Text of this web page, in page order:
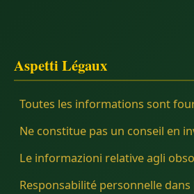
Aspetti Légaux
Toutes les informations sont
Ne constitue pas un conseil en
Le informazioni relative agli
Responsabilité personnelle dans